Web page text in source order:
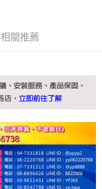
相關推薦